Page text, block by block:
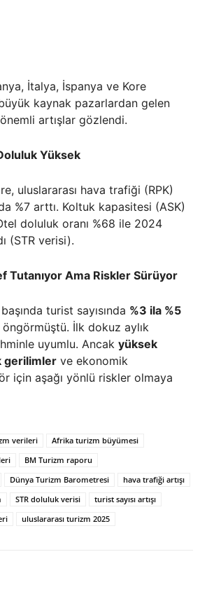
İtalya, İspanya ve Kore
kaynak pazarlardan gelen
artışlar gözlendi.
Yüksek
uluslararası hava trafiği (RPK)
%7 arttı. Koltuk kapasitesi (ASK)
doluluk oranı %68 ile 2024
(STR verisi).
Tutanıyor Ama Riskler Sürüyor
turist sayısında %3 ila %5
öngörmüştü. İlk dokuz aylık
uyumlu. Ancak yüksek
gerilimler ve ekonomik
için aşağı yönlü riskler olmaya
verileri
Afrika turizm büyümesi
BM Turizm raporu
Dünya Turizm Barometresi
hava trafiği artışı
STR doluluk verisi
turist sayısı artışı
uluslararası turizm 2025